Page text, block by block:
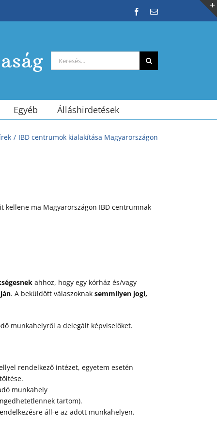
FacebookEmail:
Keresés...
Egyéb Álláshirdetések
IBD centrumok kialakítása Magyarországon
kellene ma Magyarországon IBD centrumnak
ahhoz, hogy egy kórház és/vagy
. A beküldött válaszoknak semmilyen jogi,
munkahelyről a delegált képviselőket.
rendelkező intézet, egyetem esetén
munkahely
tartom).
áll-e az adott munkahelyen.